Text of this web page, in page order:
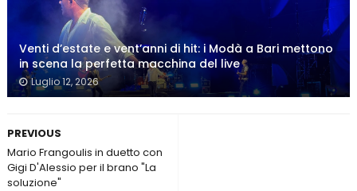
Venti d’estate e vent’anni di hit: i Modà a Bari mettono
in scena la perfetta macchina del live
Luglio 12, 2026
PREVIOUS
Mario Frangoulis in duetto con
Gigi D'Alessio per il brano "La
soluzione"